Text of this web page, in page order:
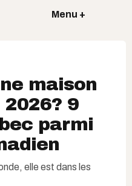
Menu +
maison
9
parmi
elle est dans les